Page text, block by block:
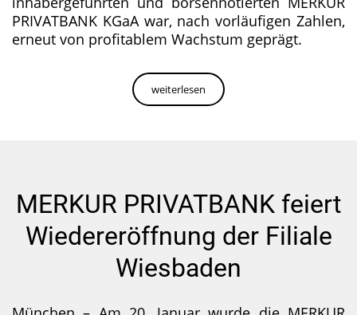
PRIVATBANK KGaA war, nach vorläufigen Zahlen,
erneut von profitablem Wachstum geprägt.
weiterlesen
MERKUR PRIVATBANK feiert
Wiedereröffnung der Filiale
Wiesbaden